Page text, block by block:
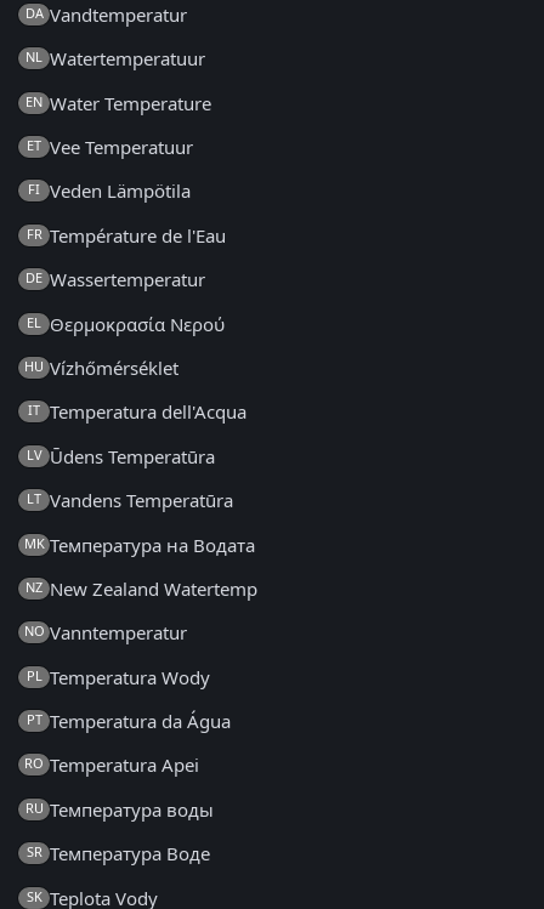
DA Vandtemperatur
NL Watertemperatuur
EN Water Temperature
ET Vee Temperatuur
FI Veden Lämpötila
FR Température de l'Eau
DE Wassertemperatur
EL Θερμοκρασία Νερού
HU Vízhőmérséklet
IT Temperatura dell'Acqua
LV Ūdens Temperatūra
LT Vandens Temperatūra
MK Температура на Водата
NZ New Zealand Watertemp
NO Vanntemperatur
PL Temperatura Wody
PT Temperatura da Água
RO Temperatura Apei
RU Температура воды
SR Температура Воде
SK Teplota Vody